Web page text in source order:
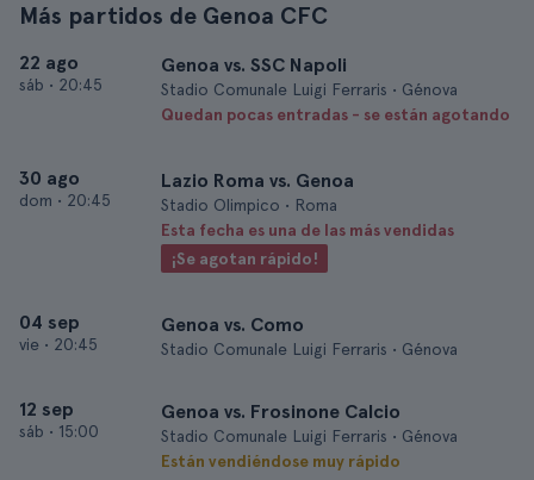
Más partidos de Genoa CFC
22 ago
sáb • 20:45
Genoa vs. SSC Napoli
Stadio Comunale Luigi Ferraris • Génova
Quedan pocas entradas - se están agotando
30 ago
dom • 20:45
Lazio Roma vs. Genoa
Stadio Olimpico • Roma
Esta fecha es una de las más vendidas
¡Se agotan rápido!
04 sep
vie • 20:45
Genoa vs. Como
Stadio Comunale Luigi Ferraris • Génova
12 sep
sáb • 15:00
Genoa vs. Frosinone Calcio
Stadio Comunale Luigi Ferraris • Génova
Están vendiéndose muy rápido